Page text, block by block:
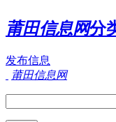
莆田信息网分
发布信息
莆田信息网